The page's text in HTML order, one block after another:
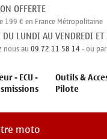
OFFERTE
199 € en France Métropolitaine
DU LUNDI AU VENDREDI
nous au09 72 11 58 14- ou par
- ECU - Outils &
Pilote
moto